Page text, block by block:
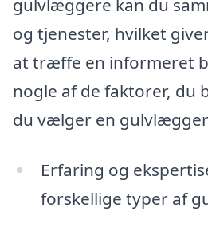
og tjenester, hvilket
at træffe en informeret
nogle af de faktorer, du
du vælger en
Erfaring og
forskellige typer af